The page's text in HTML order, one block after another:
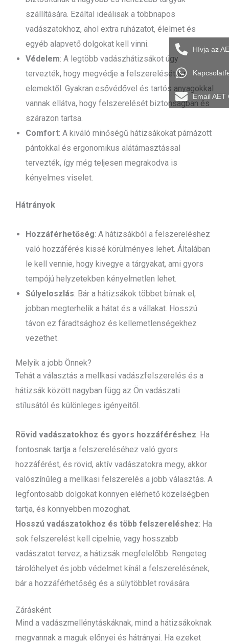
szállítására. Ezáltal ideálisak a többnapos
vadászatokhoz, ahol extra ruházatot, élelmet és
egyéb alapvető dolgokat kell vinni.
Védelem: A legtöbb vadászhátizsákot úgy
tervezték, hogy megvédje a felszerelését az
elemektől. Gyakran esővédővel és tartós anyagokkal
vannak ellátva, hogy felszerelését biztonságban és
szárazon tartsa.
Comfort: A kiváló minőségű hátizsákokat párnázott
pántokkal és ergonomikus alátámasztással
tervezték, így még teljesen megrakodva is
kényelmes viselet.
Hátrányok
Hozzáférhetőség: A hátizsákból a felszereléshez
való hozzáférés kissé körülményes lehet. Általában
le kell vennie, hogy kivegye a tárgyakat, ami gyors
tempójú helyzetekben kényelmetlen lehet.
Súlyeloszlás: Bár a hátizsákok többet bírnak el,
jobban megterhelik a hátat és a vállakat. Hosszú
távon ez fáradtsághoz és kellemetlenségekhez
vezethet.
Melyik a jobb Önnek?
Tehát a választás a mellkasi vadászfelszerelés és a
hátizsák között nagyban függ az Ön vadászati
stílusától és különleges igényeitől.
Rövid vadászatokhoz és gyors hozzáféréshez: Ha
fontosnak tartja a felszereléséhez való gyors
hozzáférést, és rövid, aktív vadászatokra megy, akkor
valószínűleg a mellkasi felszerelés a jobb választás. A
legfontosabb dolgokat könnyen elérhető közelségben
tartja, és könnyebben mozoghat.
Hosszú vadászatokhoz és több felszereléshez: Ha
sok felszerelést kell cipelnie, vagy hosszabb
vadászatot tervez, a hátizsák megfelelőbb. Rengeteg
tárolóhelyet és jobb védelmet kínál a felszerelésének,
bár a hozzáférhetőség és a súlytöbblet rovására.
Zárásként
Mind a vadászmellénytáskáknak, mind a hátizsákoknak
megvannak a maguk előnyei és hátrányai. Ha ezeket
Hívja az
Email AET